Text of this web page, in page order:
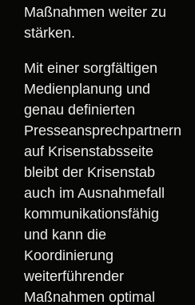
Maßnahmen weiter zu
stärken.
Mit einer sorgfältigen
Medienplanung und
genau definierten
Presseansprechpartnern
auf Krisenstabsseite
bleibt der Krisenstab
auch im Ausnahmefall
kommunikationsfähig
und kann die
Koordinierung
weiterführender
Maßnahmen optimal